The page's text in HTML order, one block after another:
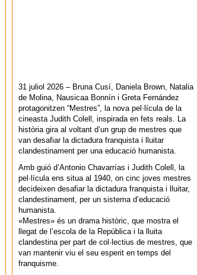
31 juliol 2026 – Bruna Cusí, Daniela Brown, Natalia
de Molina, Nausicaa Bonnín i Greta Fernández
protagonitzen “Mestres”, la nova pel·lícula de la
cineasta Judith Colell, inspirada en fets reals. La
història gira al voltant d’un grup de mestres que
van desafiar la dictadura franquista i lluitar
clandestinament per una educació humanista.
Amb guió d’Antonio Chavarrías i Judith Colell, la
pel·lícula ens situa al 1940, on cinc joves mestres
decideixen desafiar la dictadura franquista i lluitar,
clandestinament, per un sistema d’educació
humanista.
«Mestres» és un drama històric, que mostra el
llegat de l’escola de la República i la lluita
clandestina per part de col·lectius de mestres, que
van mantenir viu el seu esperit en temps del
franquisme.